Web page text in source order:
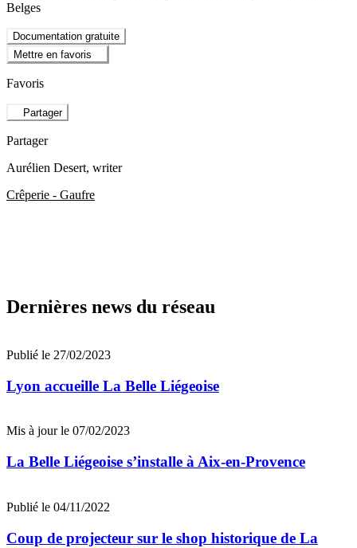
Belges
Documentation gratuite
Mettre en favoris
Favoris
Partager
Partager
Aurélien Desert, writer
Crêperie - Gaufre
Dernières news du réseau
Publié le 27/02/2023
Lyon accueille La Belle Liégeoise
Mis à jour le 07/02/2023
La Belle Liégeoise s’installe à Aix-en-Provence
Publié le 04/11/2022
Coup de projecteur sur le shop historique de La